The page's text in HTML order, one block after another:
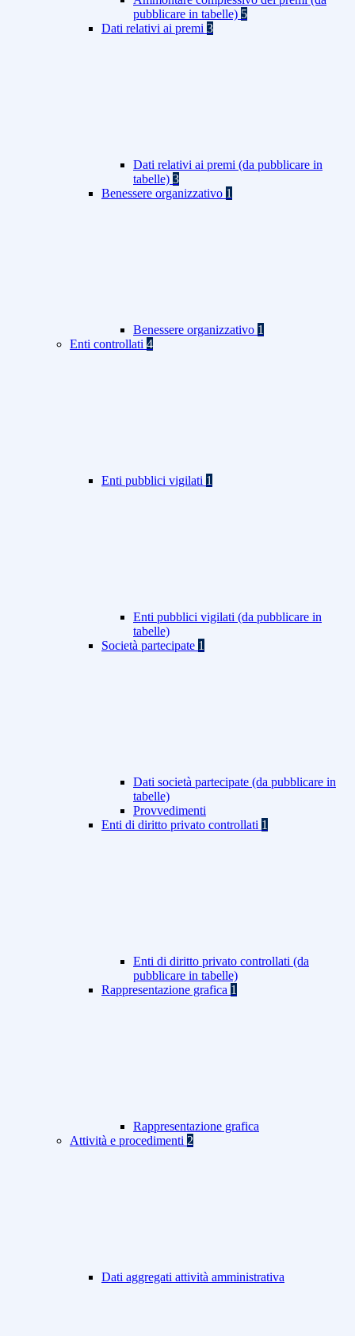
pubblicare in tabelle) 5
Dati relativi ai premi 3
Dati relativi ai premi (da pubblicare in
tabelle) 3
Benessere organizzativo 1
Benessere organizzativo 1
Enti controllati 4
Enti pubblici vigilati 1
Enti pubblici vigilati (da pubblicare in
tabelle)
Società partecipate 1
Dati società partecipate (da pubblicare in
tabelle)
Provvedimenti
Enti di diritto privato controllati 1
Enti di diritto privato controllati (da
pubblicare in tabelle)
Rappresentazione grafica 1
Rappresentazione grafica
Attività e procedimenti 2
Dati aggregati attività amministrativa